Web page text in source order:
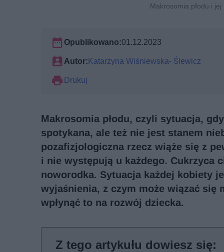
Makrosomia płodu i
Opublikowano:01.12.2023
Autor:Katarzyna Wiśniewska- Ślewicz
Drukuj
Makrosomia płodu, czyli sytuacja,
spotykana, ale też nie jest stanem
pozafizjologiczna rzecz wiąże się z
i nie występują u każdego. Cukrzyca
noworodka. Sytuacja każdej kobiety
wyjaśnienia, z czym może wiązać się
wpłynąć to na rozwój dziecka.